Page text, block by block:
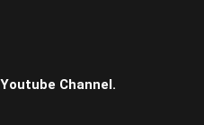
Channel.